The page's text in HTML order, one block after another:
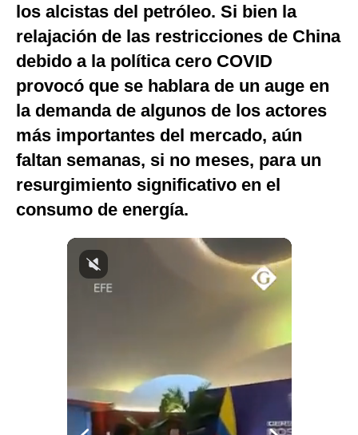
Mix
G de Gestión
Notas Contratadas
Podcast
Gestión TV
Videos
Fotogalerías
Condiciones
los alcistas del petróleo. Si bien la
relajación de las restricciones de China
debido a la política cero COVID
provocó que se hablara de un auge en
la demanda de algunos de los actores
más importantes del mercado, aún
faltan semanas, si no meses, para un
resurgimiento significativo en el
consumo de energía.